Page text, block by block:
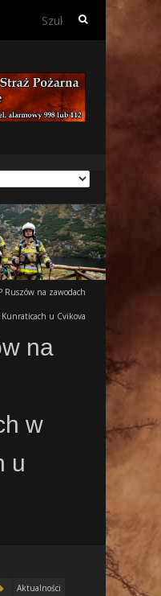
Szukaj:
Ruszów na zawodach
u Cvikova
na
w
u
Aktualności